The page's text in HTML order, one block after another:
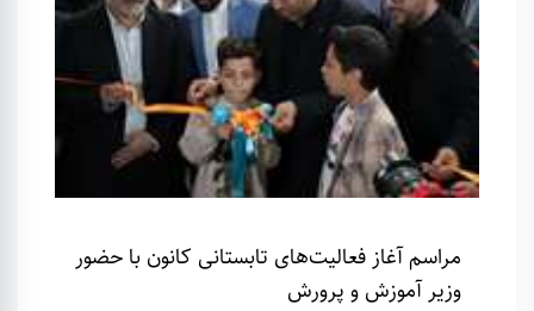
مراسم آغاز فعالیت‌های تابستانی کانون با حضور
وزیر آموزش و پرورش